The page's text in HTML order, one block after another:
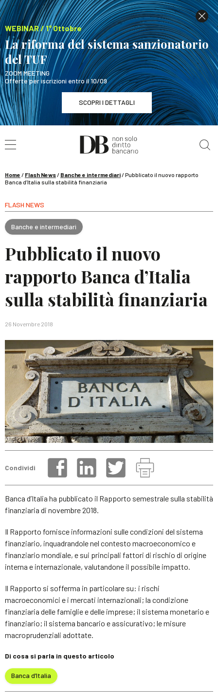
WEBINAR / 1° Ottobre
La riforma del sistema sanzionatorio
del TUF
ZOOM MEETING
Offerte per iscrizioni entro il 10/09
SCOPRI I DETTAGLI
WEBINAR / 1° Ottobre
La riforma del sistema sanzionatorio del TUF
Home / Flash News/ Banche e intermediari/Pubblicato il nuovo rapporto
Banca d’Italia sulla stabilità finanziaria
FLASH NEWS
Banche e intermediari
Pubblicato il nuovo
rapporto Banca d’Italia
sulla stabilità finanziaria
26 Novembre 2018
Condividi
Banca d’Italia ha pubblicato il Rapporto semestrale sulla stabilità
finanziaria di novembre 2018.
Il Rapporto fornisce informazioni sulle condizioni del sistema
finanziario, inquadrandole nel contesto macroeconomico e
finanziario mondiale, e sui principali fattori di rischio di origine
interna e internazionale, valutandone il possibile impatto.
Il Rapporto si sofferma in particolare su: i rischi
macroeconomici e i mercati internazionali; la condizione
finanziaria delle famiglie e delle imprese; il sistema monetario e
finanziario; il sistema bancario e assicurativo; le misure
macroprudenziali adottate.
Di cosa si parla in questo articolo
Banca d’Italia